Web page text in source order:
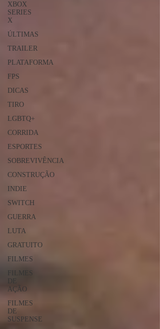
XBOX
SERIES
X
ÚLTIMAS
TRAILER
PLATAFORMA
FPS
DICAS
TIRO
LGBTQ+
CORRIDA
ESPORTES
SOBREVIVÊNCIA
CONSTRUÇÃO
INDIE
SWITCH
GUERRA
LUTA
GRATUITO
FILMES
FILMES
DE
AÇÃO
FILMES
DE
SUSPENSE